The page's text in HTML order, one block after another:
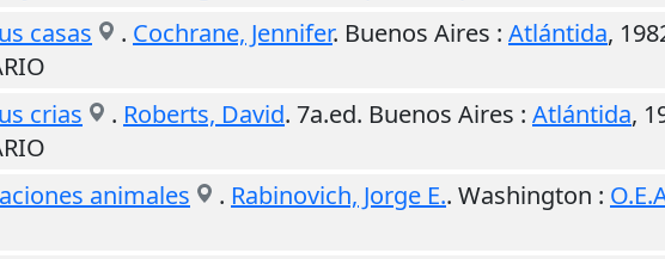
casas
. Cochrane, Jennifer. Buenos Aires : Atlántida,
crias
. Roberts, David. 7a.ed. Buenos Aires : Atlántida,
animales
. Rabinovich, Jorge E.. Washington :